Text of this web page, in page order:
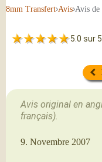
8mm Transfert›Avis›Avis
5.0 sur 5
Avis original en
français).
9. Novembre 2007